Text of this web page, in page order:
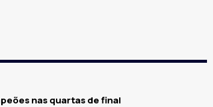
nas quartas de final